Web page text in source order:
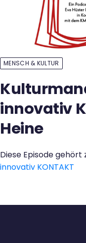
Über uns
MENSCH & KULTUR
innovativ
Heine
Diese Episode gehört
innovativ KONTAKT